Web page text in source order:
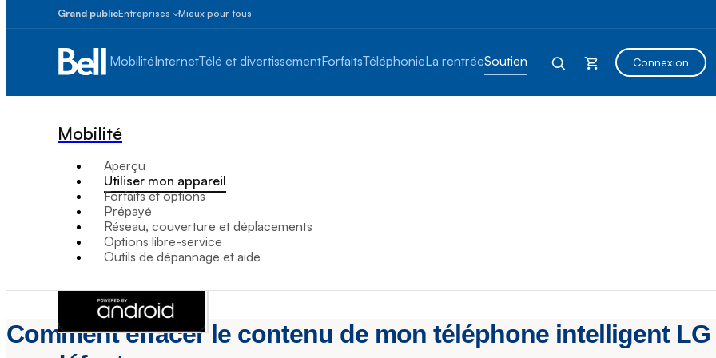
Grand publicEntreprises
entreprises
100
Moyennes
grandes
Plus
de
100
employés
Mieux pour tous
MobilitéInternetTélé et divertissementForfaitsTéléphonieLa rentréeSoutien Connexion
Mobilité
Aperçu
Utiliser mon appareil
Forfaits et options
Prépayé
Réseau, couverture et déplacements
Options libre-service
Outils de dépannage et aide
Comment effacer le contenu de mon téléphone intelligent